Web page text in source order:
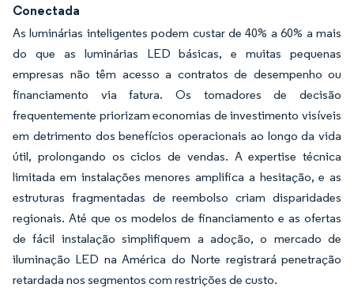
Conectada
As luminárias inteligentes podem custar de 40% a 60% a mais
do que as luminárias LED básicas, e muitas pequenas
empresas não têm acesso a contratos de desempenho ou
financiamento via fatura. Os tomadores de decisão
frequentemente priorizam economias de investimento visíveis
em detrimento dos benefícios operacionais ao longo da vida
útil, prolongando os ciclos de vendas. A expertise técnica
limitada em instalações menores amplifica a hesitação, e as
estruturas fragmentadas de reembolso criam disparidades
regionais. Até que os modelos de financiamento e as ofertas
de fácil instalação simplifiquem a adoção, o mercado de
iluminação LED na América do Norte registrará penetração
retardada nos segmentos com restrições de custo.